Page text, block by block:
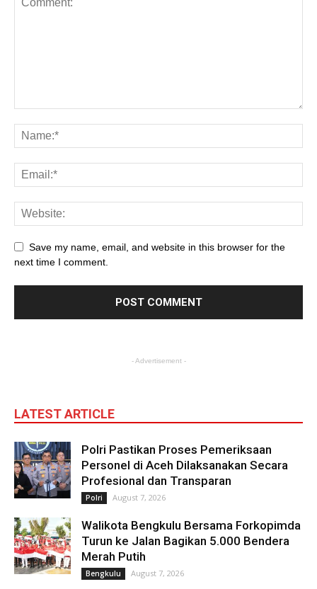
Save my name, email, and website in this browser for the
next time I comment.
- Advertisement -
LATEST ARTICLE
Polri Pastikan Proses Pemeriksaan
Personel di Aceh Dilaksanakan Secara
Profesional dan Transparan
Polri August 7, 2026
Walikota Bengkulu Bersama Forkopimda
Turun ke Jalan Bagikan 5.000 Bendera
Merah Putih
Bengkulu August 7, 2026